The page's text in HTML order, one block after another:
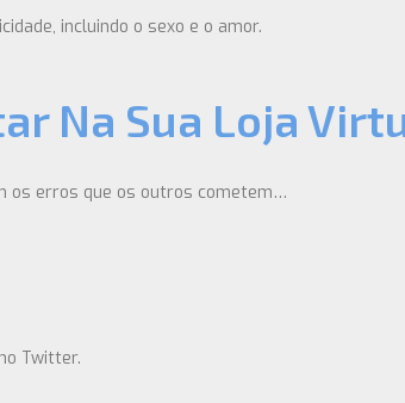
incluindo o sexo e o amor.
Na Sua Loja
os erros que os outros cometem…
Twitter.